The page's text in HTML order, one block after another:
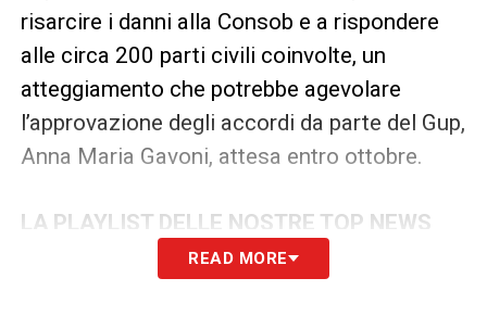
risarcire i danni alla Consob e a rispondere
alle circa 200 parti civili coinvolte, un
atteggiamento che potrebbe agevolare
l’approvazione degli accordi da parte del Gup,
Anna Maria Gavoni, attesa entro ottobre.
LA PLAYLIST DELLE NOSTRE TOP NEWS
READ MORE